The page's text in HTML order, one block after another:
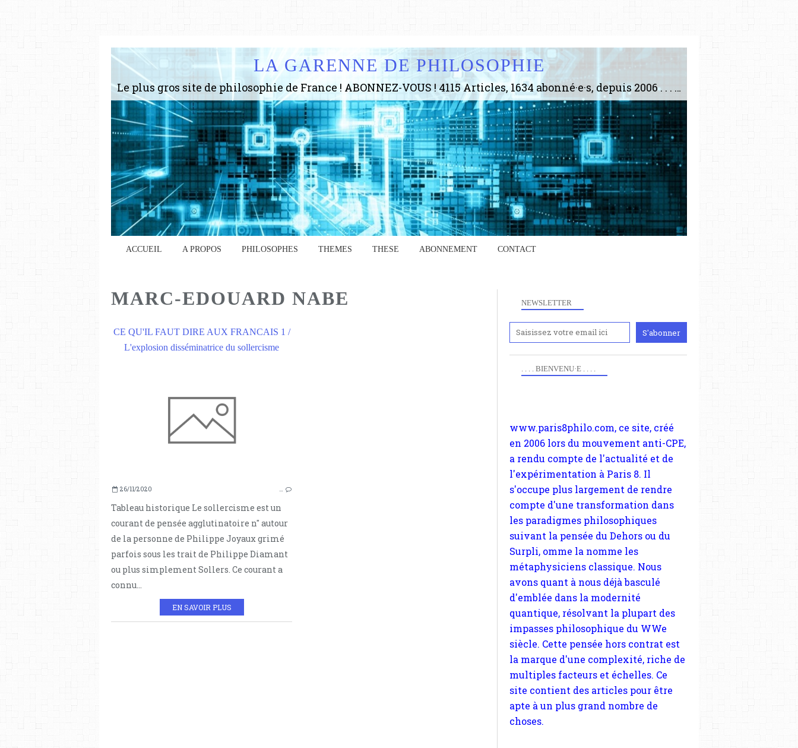
LA GARENNE DE PHILOSOPHIE
Le plus gros site de philosophie de France ! ABONNEZ-VOUS ! 4115 Articles, 1634 abonné·e·s, depuis 2006 . . . . . . . . 2 852 214 pages vues jusqu'à présent. Prestance et être apte à un plus grand nombre de choses.
ACCUEIL A PROPOS PHILOSOPHES THEMES THESE ABONNEMENT CONTACT
MARC-EDOUARD NABE
CE QU'IL FAUT DIRE AUX FRANCAIS 1 /
L'explosion disséminatrice du sollercisme
26/11/2020 …
Tableau historique Le sollercisme est un
courant de pensée agglutinatoire n" autour
de la personne de Philippe Joyaux grimé
parfois sous les trait de Philippe Diamant
ou plus simplement Sollers. Ce courant a
connu...
EN SAVOIR PLUS
NEWSLETTER
. . . . BIENVENU·E . . . .
Anciennement
en 2006 lors du mouvement anti-CPE,
s'occupe plus largement de rendre
compte d'une transformation dans
les paradigmes philosophiques
suivant la pensée du Dehors ou du
Surpli, omme la nomme les
métaphysiciens classique. Nous
avons quant à nous déjà basculé
d'emblée dans la modernité
quantique, résolvant la plupart des
impasses philosophique du WWe
siècle. Cette pensée hors contrat est
la marque d'une complexité, riche de
multiples facteurs et échelles. Ce
site contient des articles pour être
apte à un plus grand nombre de
choses.